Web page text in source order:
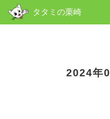
タタミの栗崎
2024年